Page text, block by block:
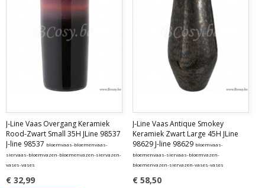
J-Line Vaas Overgang Keramiek
Rood-Zwart Small 35H JLine 98537
J-line 98537 bloemvaas-bloemenvaas-
siervaas-bloemvazen-bloemenvazen-siervazen-
vases-vases
€ 32,99
J-Line Vaas Antique Smokey
Keramiek Zwart Large 45H JLine
98629 J-line 98629 bloemvaas-
bloemenvaas-siervaas-bloemvazen-
bloemenvazen-siervazen-vases-vases
€ 58,50